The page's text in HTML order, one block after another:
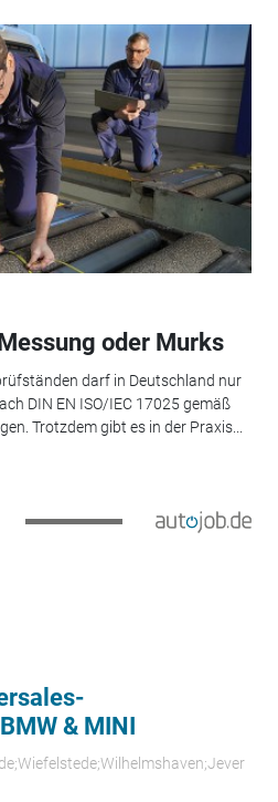
oder Murks
darf in Deutschland nur
DIN EN ISO/IEC 17025 gemäß
Trotzdem gibt es in der Praxis...
& MINI